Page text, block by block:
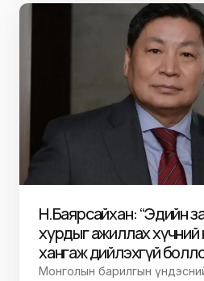
Н.Баярсайхан: “Эдийн
хурдыг ажиллах хүчний
хангаж дийлэхгүй
Монголын барилгын